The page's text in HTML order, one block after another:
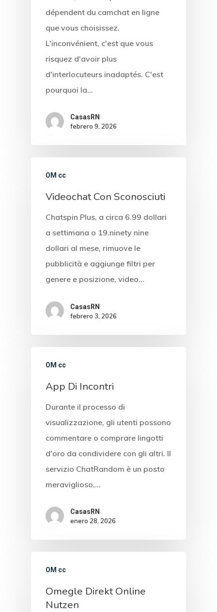
dépendent du camchat en ligne
que vous choisissez.
L'inconvénient, c'est que vous
risquez d'avoir plus
d'interlocuteurs inadaptés. C'est
pourquoi la…
CasasRN
febrero 9, 2026
OM cc
Videochat Con Sconosciuti
Chatspin Plus, a circa 6.99 dollari
a settimana o 19.ninety nine
dollari al mese, rimuove le
pubblicità e aggiunge filtri per
genere e posizione, video…
CasasRN
febrero 3, 2026
OM cc
App Di Incontri
Durante il processo di
visualizzazione, gli utenti possono
commentare o comprare lingotti
d'oro da condividere con gli altri. Il
servizio ChatRandom è un posto
meraviglioso,…
CasasRN
enero 28, 2026
OM cc
Omegle Direkt Online
Nutzen
LOTES
CONTACTO